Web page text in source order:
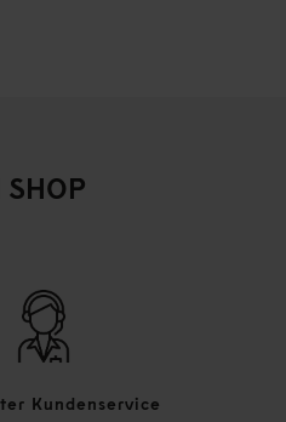
SHOP
Kundenservice